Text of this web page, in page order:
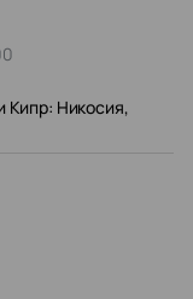
Кипр: Никосия,